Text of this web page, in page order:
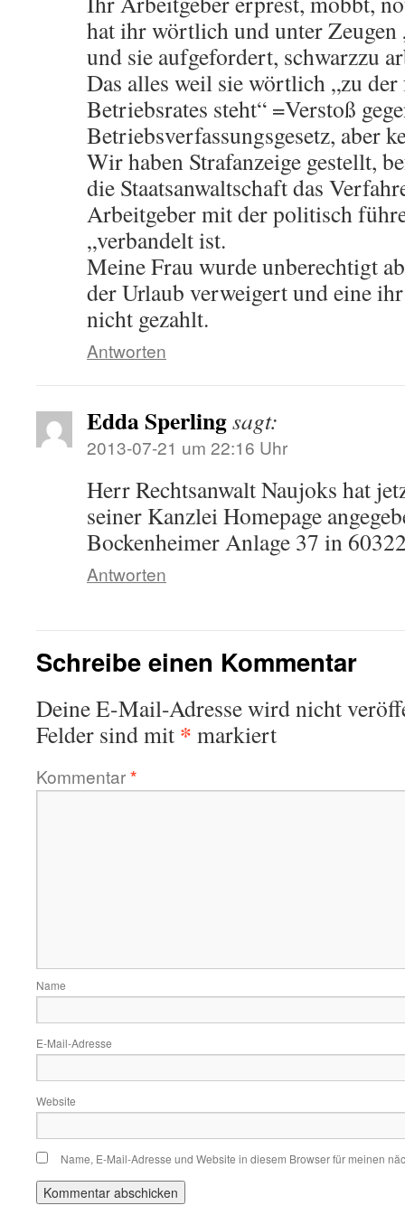
hat ihr wörtlich und unter
und sie aufgefordert, schwarzzu
Das alles weil sie wörtlich „zu der
Betriebsrates steht“ =Verstoß
Betriebsverfassungsgesetz, aber
Wir haben Strafanzeige gestellt,
die Staatsanwaltschaft das
Arbeitgeber mit der politisch
„verbandelt ist.
Meine Frau wurde unberechtigt
der Urlaub verweigert und eine
nicht gezahlt.
Antworten
Edda Sperlingsagt:
2013-07-21 um 22:16 Uhr
Herr Rechtsanwalt Naujoks hat
seiner Kanzlei Homepage
Bockenheimer Anlage 37 in
Antworten
Schreibe einen Kommentar
Deine E-Mail-Adresse wird nicht
Felder sind mit * markiert
Kommentar*
Name
E-Mail-Adresse
Website
Name, E-Mail-Adresse und Website in diesem Browser für meinen